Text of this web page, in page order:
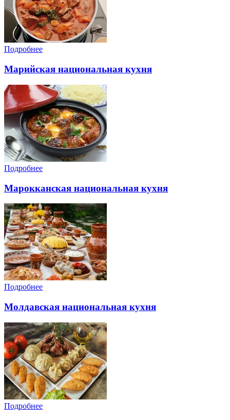
Подробнее
Марийская национальная кухня
Подробнее
Марокканская национальная кухня
Подробнее
Молдавская национальная кухня
Подробнее